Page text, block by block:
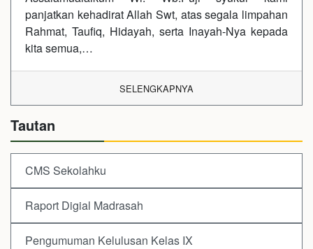
panjatkan kehadirat Allah Swt, atas segala limpahan
Rahmat, Taufiq, Hidayah, serta Inayah-Nya kepada
kita semua,…
SELENGKAPNYA
Tautan
CMS Sekolahku
Raport Digial Madrasah
Pengumuman Kelulusan Kelas IX